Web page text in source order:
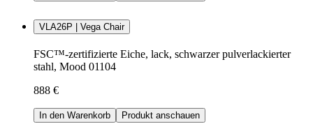
VLA26P | Vega Chair
FSC™-zertifizierte Eiche, lack, schwarzer pulverlackierter
stahl, Mood 01104
888 €
In den Warenkorb Produkt anschauen